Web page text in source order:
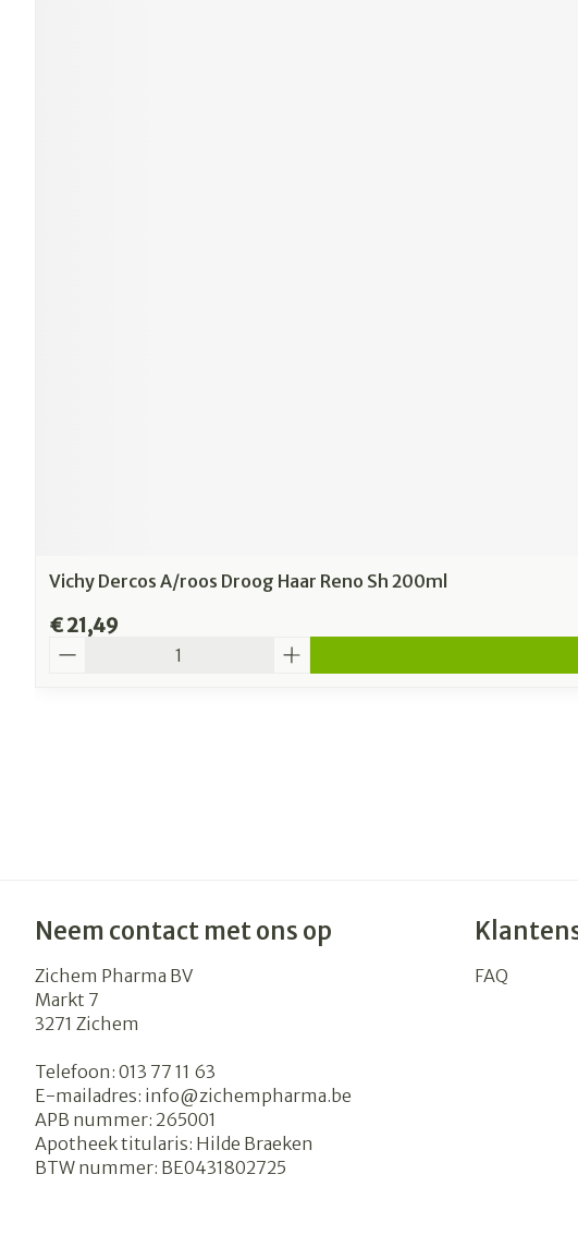
Vichy Dercos A/roos Droog Haar Reno Sh 200ml
€ 21,49
Neem contact met ons op
Zichem Pharma BV
Markt 7
3271 Zichem
Telefoon: 013 77 11 63
E-mailadres: info@zichempharma.be
APB nummer: 265001
Apotheek titularis: Hilde Braeken
BTW nummer: BE0431802725
FAQ